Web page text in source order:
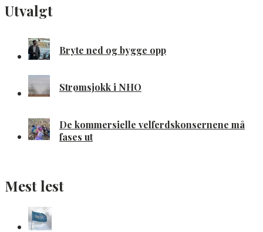
Utvalgt
Bryte ned og bygge opp
Strømsjokk i NHO
De kommersielle velferdskonsernene må
fases ut
Mest lest